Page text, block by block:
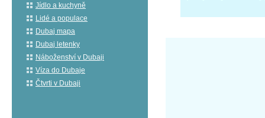
Jídlo a kuchyně
Lidé a populace
Dubaj mapa
Dubaj letenky
Náboženství v Dubaji
Víza do Dubaje
Čtvrti v Dubaji